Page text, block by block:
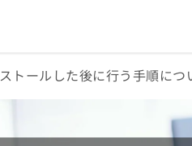
トールした後に行う手順につ